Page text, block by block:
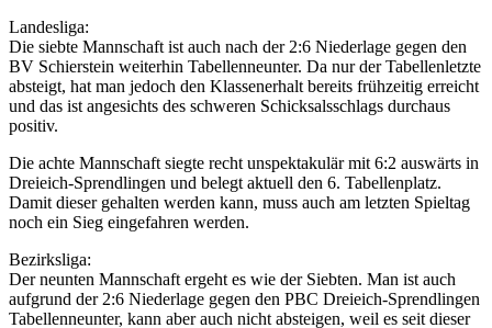
Landesliga:
Die siebte Mannschaft ist auch nach der 2:6 Niederlage gegen den
BV Schierstein weiterhin Tabellenneunter. Da nur der Tabellenletzte
absteigt, hat man jedoch den Klassenerhalt bereits frühzeitig erreicht
und das ist angesichts des schweren Schicksalsschlags durchaus
positiv.
Die achte Mannschaft siegte recht unspektakulär mit 6:2 auswärts in
Dreieich-Sprendlingen und belegt aktuell den 6. Tabellenplatz.
Damit dieser gehalten werden kann, muss auch am letzten Spieltag
noch ein Sieg eingefahren werden.
Bezirksliga:
Der neunten Mannschaft ergeht es wie der Siebten. Man ist auch
aufgrund der 2:6 Niederlage gegen den PBC Dreieich-Sprendlingen
Tabellenneunter, kann aber auch nicht absteigen, weil es seit dieser